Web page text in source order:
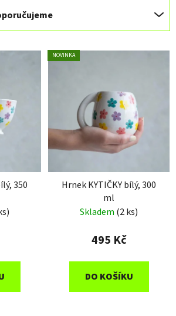
350
NOVINKA
Hrnek KYTIČKY bílý, 300
ml
Skladem (2 ks)
495 Kč
DO KOŠÍKU